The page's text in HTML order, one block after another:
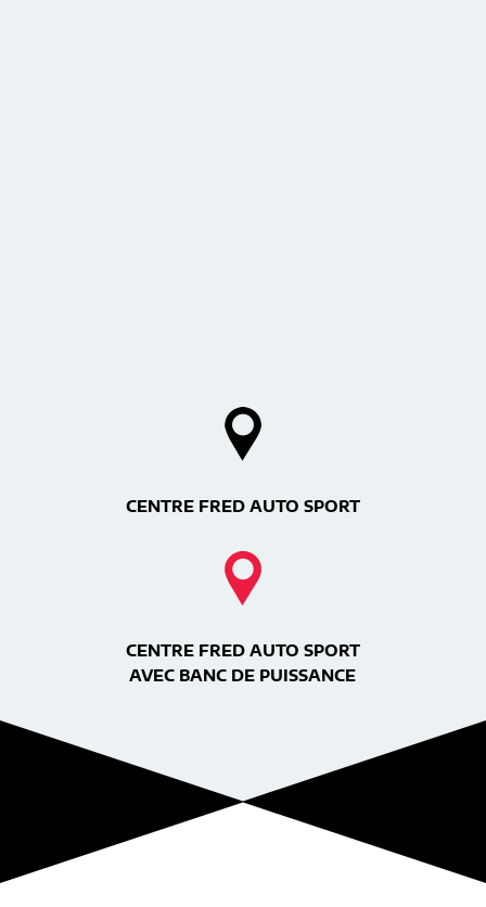
CENTRE FRED AUTO SPORT
CENTRE FRED AUTO SPORT
AVEC BANC DE PUISSANCE